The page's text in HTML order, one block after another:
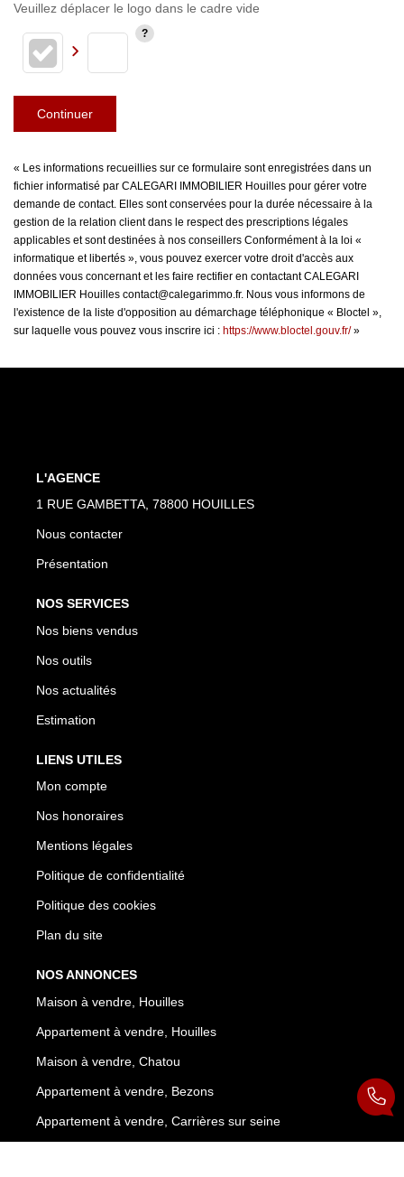
Veuillez déplacer le logo dans le cadre vide
Continuer
« Les informations recueillies sur ce formulaire sont enregistrées dans un
fichier informatisé par CALEGARI IMMOBILIER Houilles pour gérer votre
demande de contact. Elles sont conservées pour la durée nécessaire à la
gestion de la relation client dans le respect des prescriptions légales
applicables et sont destinées à nos conseillers Conformément à la loi «
informatique et libertés », vous pouvez exercer votre droit d'accès aux
données vous concernant et les faire rectifier en contactant CALEGARI
IMMOBILIER Houilles contact@calegarimmo.fr. Nous vous informons de
l'existence de la liste d'opposition au démarchage téléphonique « Bloctel »,
sur laquelle vous pouvez vous inscrire ici : https://www.bloctel.gouv.fr/»
L'AGENCE
1 RUE GAMBETTA, 78800 HOUILLES
Nous contacter
Présentation
NOS SERVICES
Nos biens vendus
Nos outils
Nos actualités
Estimation
LIENS UTILES
Mon compte
Nos honoraires
Mentions légales
Politique de confidentialité
Politique des cookies
Plan du site
NOS ANNONCES
Maison à vendre, Houilles
Appartement à vendre, Houilles
Maison à vendre, Chatou
Appartement à vendre, Bezons
Appartement à vendre, Carrières sur seine